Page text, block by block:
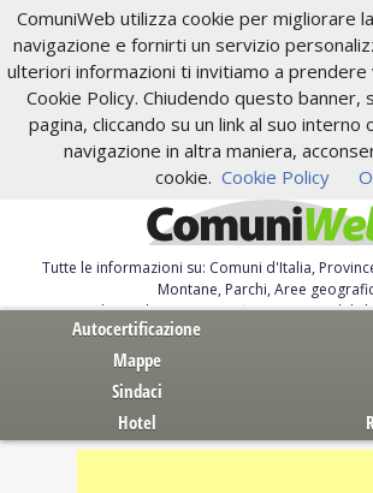
ComuniWeb utilizza cookie per migliorare
navigazione e fornirti un servizio
ulteriori informazioni ti invitiamo a prendere
Cookie Policy. Chiudendo questo banner,
pagina, cliccando su un link al suo interno
navigazione in altra maniera,
cookie. Cookie Policy
Tutte le informazioni su: Comuni d'Italia,
Montane, Parchi, Aree
Servizi al Cittadino. Autocertificazione, moduli,
Autocertificazione
Mappe
Sindaci
Hotel